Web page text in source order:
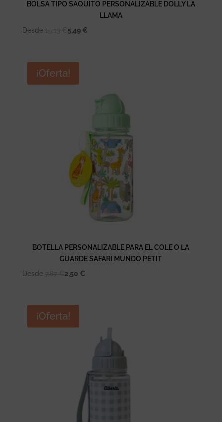
BOLSA TIPO SAQUITO PERSONALIZABLE DOLLY LA
LLAMA
Desde
5,49 €
¡Oferta!
BOTELLA PERSONALIZABLE PARA EL COLE O LA
GUARDE SAFARI MUNDO PETIT
Desde
2,50 €
¡Oferta!